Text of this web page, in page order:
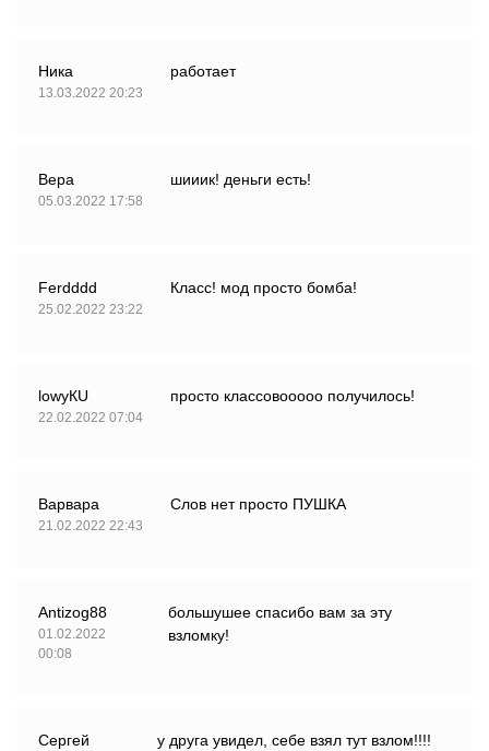
Ника
13.03.2022 20:23
работает
Вера
05.03.2022 17:58
шииик! деньги есть!
Ferdddd
25.02.2022 23:22
Класс! мод просто бомба!
lowyКU
22.02.2022 07:04
просто классовооооо получилось!
Варвара
21.02.2022 22:43
Слов нет просто ПУШКА
Antizog88
01.02.2022
00:08
большушее спасибо вам за эту
взломку!
Сергей
у друга увидел, себе взял тут взлом!!!!